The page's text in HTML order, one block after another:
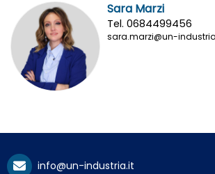
Sara Marzi
Tel. 0684499456
sara.marzi@un-
info@un-industria.it